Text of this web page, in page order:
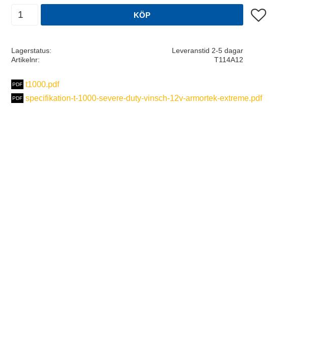
KÖP Lägg till i favoriter
Lagerstatus
Leveranstid 2-5 dagar
Artikelnr
T114A12
t1000.pdf
specifikation-t-1000-severe-duty-vinsch-12v-armortek-extreme.pdf